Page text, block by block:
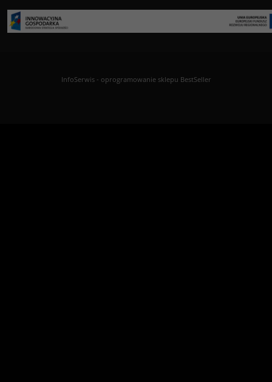
InfoSerwis- oprogramowanie sklepu BestSeller